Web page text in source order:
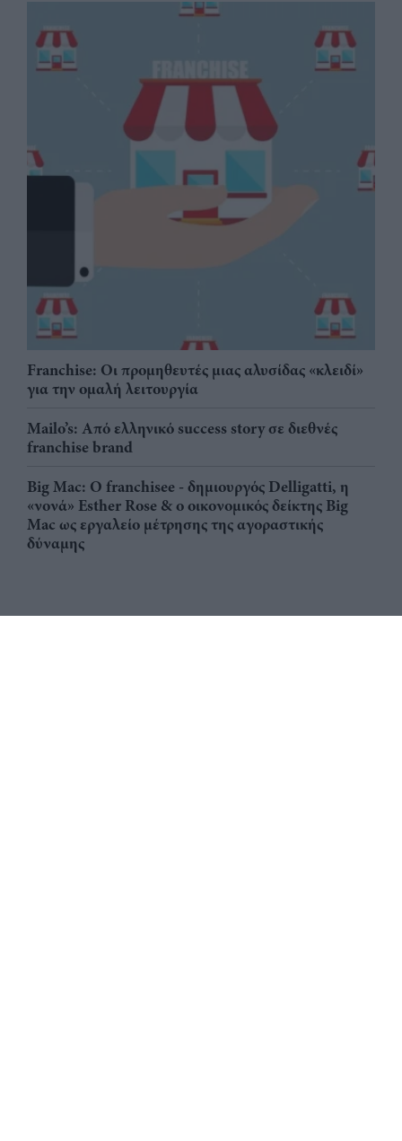
Franchise: Οι προμηθευτές μιας αλυσίδας «κλειδί»
για την ομαλή λειτουργία
Mailo’s: Από ελληνικό success story σε διεθνές
franchise brand
Big Mac: Ο franchisee - δημιουργός Delligatti, η
«νονά» Esther Rose & ο οικονομικός δείκτης Big
Mac ως εργαλείο μέτρησης της αγοραστικής
δύναμης